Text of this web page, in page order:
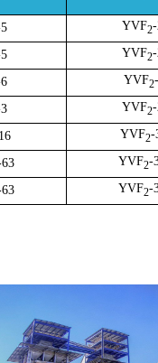
YVF2
YVF2
YVF2
YVF2
YVF2-
YVF2-
YVF2-